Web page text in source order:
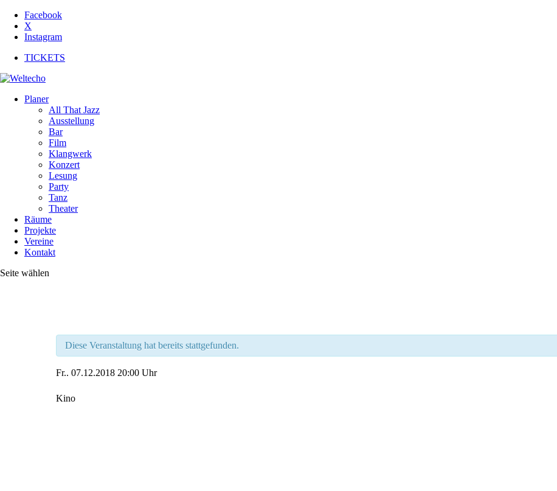
Facebook
X
Instagram
TICKETS
Planer
All That Jazz
Ausstellung
Bar
Film
Klangwerk
Konzert
Lesung
Party
Tanz
Theater
Räume
Projekte
Vereine
Kontakt
Seite wählen
Diese Veranstaltung hat bereits stattgefunden.
Fr.. 07.12.2018 20:00 Uhr
Kino